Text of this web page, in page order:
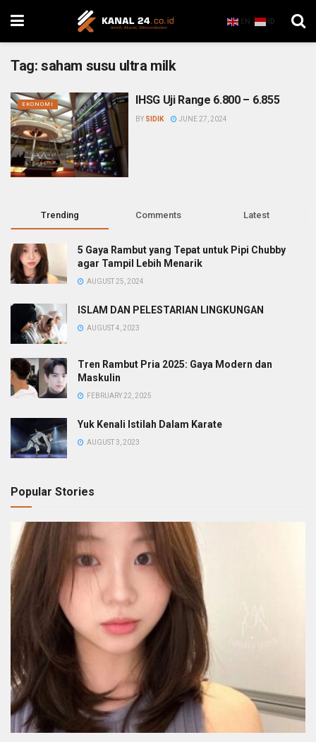
EN ID
Tag: saham susu ultra milk
EKONOMI IHSG Uji Range 6.800 – 6.855
BY SIDIK JUNE 27, 2024
Trending Comments Latest
5 Gaya Rambut yang Tepat untuk Pipi Chubby
agar Tampil Lebih Menarik
AUGUST 25, 2024
ISLAM DAN PELESTARIAN LINGKUNGAN
AUGUST 4, 2023
Tren Rambut Pria 2025: Gaya Modern dan
Maskulin
FEBRUARY 22, 2025
Yuk Kenali Istilah Dalam Karate
AUGUST 3, 2023
Popular Stories